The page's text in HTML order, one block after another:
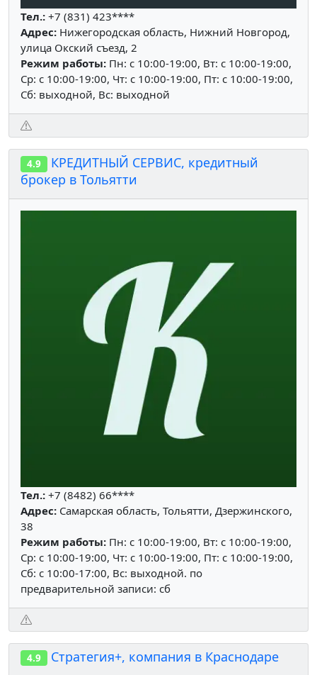
Тел.: +7 (831) 423****
Адрес: Нижегородская область, Нижний Новгород,
улица Окский съезд, 2
Режим работы: Пн: c 10:00-19:00, Вт: c 10:00-19:00,
Ср: c 10:00-19:00, Чт: c 10:00-19:00, Пт: c 10:00-19:00,
Сб: выходной, Вс: выходной
4.9
КРЕДИТНЫЙ СЕРВИС, кредитный
брокер в Тольятти
Тел.: +7 (8482) 66****
Адрес: Самарская область, Тольятти, Дзержинского,
38
Режим работы: Пн: c 10:00-19:00, Вт: c 10:00-19:00,
Ср: c 10:00-19:00, Чт: c 10:00-19:00, Пт: c 10:00-19:00,
Сб: c 10:00-17:00, Вс: выходной. по
предварительной записи: сб
4.9 Стратегия+, компания в Краснодаре